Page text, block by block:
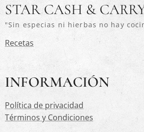
STAR CASH &
"Sin especias ni hierbas no hay
Recetas
INFORMACIÓN
Política de privacidad
Términos y Condiciones